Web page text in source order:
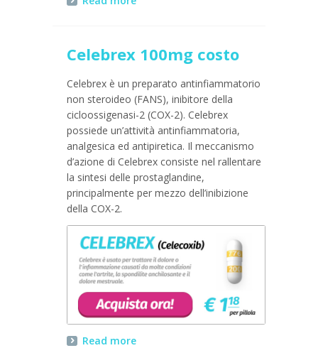
Celebrex 100mg costo
Celebrex è un preparato antinfiammatorio
non steroideo (FANS), inibitore della
cicloossigenasi-2 (COX-2). Celebrex
possiede un’attività antinfiammatoria,
analgesica ed antipiretica. Il meccanismo
d’azione di Celebrex consiste nel rallentare
la sintesi delle prostaglandine,
principalmente per mezzo dell’inibizione
della COX-2.
Read more